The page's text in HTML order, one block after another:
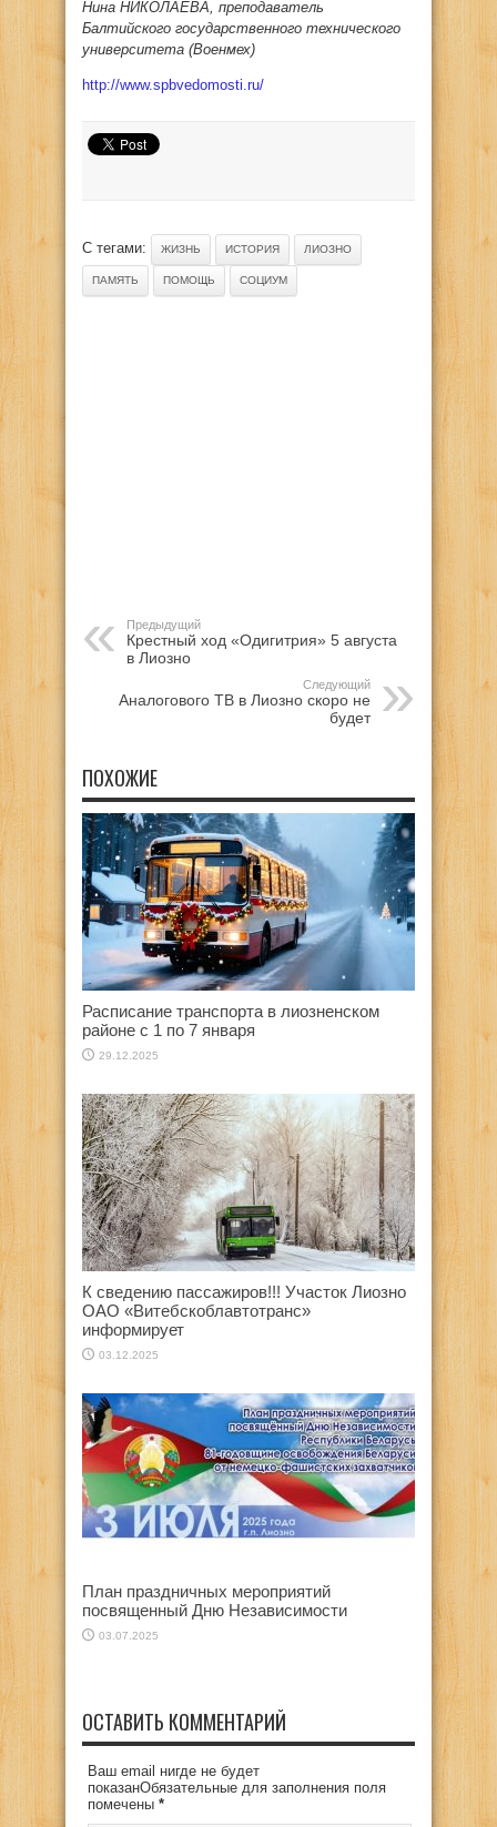
Нина НИКОЛАЕВА, преподаватель
Балтийского государственного технического
университета (Военмех)
http://www.spbvedomosti.ru/
С тегами: ЖИЗНЬ ИСТОРИЯ ЛИОЗНО
ПАМЯТЬ ПОМОЩЬ СОЦИУМ
Предыдущий
Крестный ход «Одигитрия» 5 августа
в Лиозно
Следующий
Аналогового ТВ в Лиозно скоро не
будет
ПОХОЖИЕ
Расписание транспорта в лиозненском
районе с 1 по 7 января
29.12.2025
К сведению пассажиров!!! Участок Лиозно
ОАО «Витебскоблавтотранс»
информирует
03.12.2025
План праздничных мероприятий
посвященный Дню Независимости
03.07.2025
ОСТАВИТЬ КОММЕНТАРИЙ
Ваш email нигде не будет
показанОбязательные для заполнения поля
помечены *